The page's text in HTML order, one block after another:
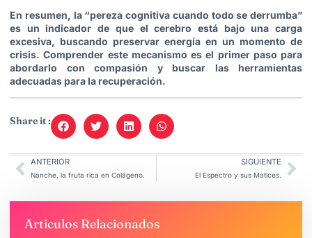
En resumen, la “pereza cognitiva cuando todo se derrumba”
es un indicador de que el cerebro está bajo una carga
excesiva, buscando preservar energía en un momento de
crisis. Comprender este mecanismo es el primer paso para
abordarlo con compasión y buscar las herramientas
adecuadas para la recuperación.
Share it :
ANTERIOR
Nanche, la fruta rica en Colágeno.
SIGUIENTE
El Espectro y sus Matices.
Articulos Relacionados